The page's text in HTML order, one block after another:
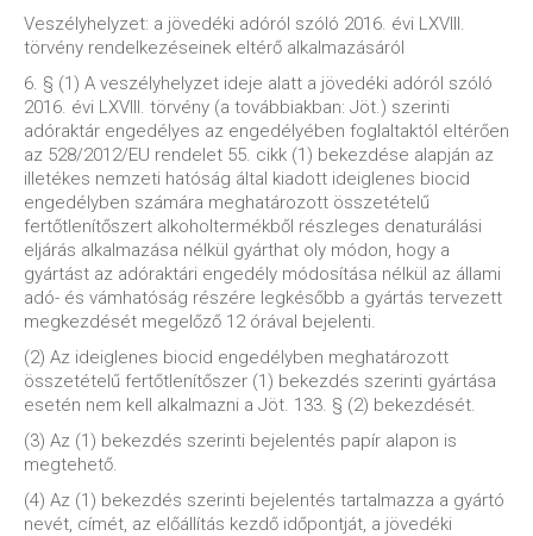
Veszélyhelyzet: a jövedéki adóról szóló 2016. évi LXVIII.
törvény rendelkezéseinek eltérő alkalmazásáról
6. § (1) A veszélyhelyzet ideje alatt a jövedéki adóról szóló
2016. évi LXVIII. törvény (a továbbiakban: Jöt.) szerinti
adóraktár engedélyes az engedélyében foglaltaktól eltérően
az 528/2012/EU rendelet 55. cikk (1) bekezdése alapján az
illetékes nemzeti hatóság által kiadott ideiglenes biocid
engedélyben számára meghatározott összetételű
fertőtlenítőszert alkoholtermékből részleges denaturálási
eljárás alkalmazása nélkül gyárthat oly módon, hogy a
gyártást az adóraktári engedély módosítása nélkül az állami
adó- és vámhatóság részére legkésőbb a gyártás tervezett
megkezdését megelőző 12 órával bejelenti.
(2) Az ideiglenes biocid engedélyben meghatározott
összetételű fertőtlenítőszer (1) bekezdés szerinti gyártása
esetén nem kell alkalmazni a Jöt. 133. § (2) bekezdését.
(3) Az (1) bekezdés szerinti bejelentés papír alapon is
megtehető.
(4) Az (1) bekezdés szerinti bejelentés tartalmazza a gyártó
nevét, címét, az előállítás kezdő időpontját, a jövedéki